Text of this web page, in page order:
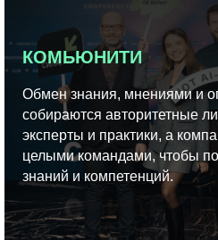
КОМЬЮНИТИ
Обмен знания, мнениями и
собираются авторитетные
эксперты и практики, а
целыми командами, чтобы
знаний и компетенций.